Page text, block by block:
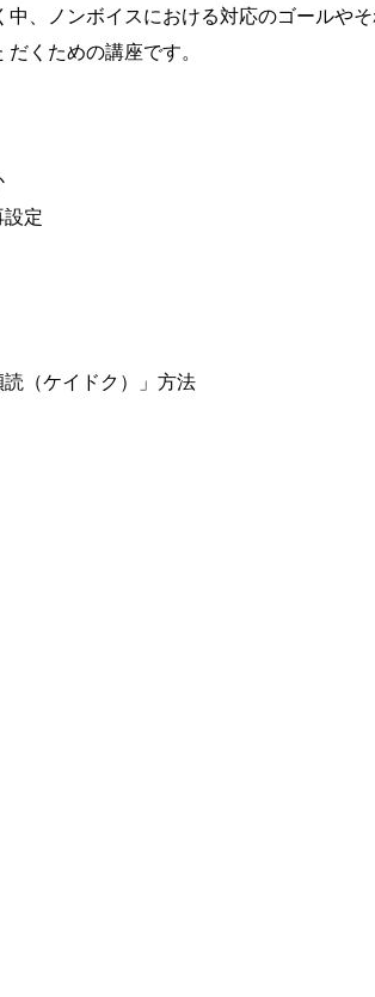
、ノンボイスにおける対応のゴールやそ
くための講座です。
定
（ケイドク）」方法